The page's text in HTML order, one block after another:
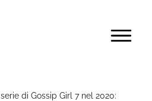
MENU
serie di Gossip Girl 7 nel 2020: